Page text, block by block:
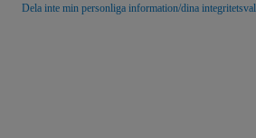
Dela inte min personliga information/dina integritetsval